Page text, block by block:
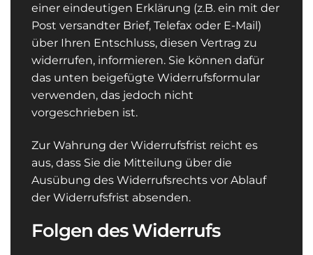
einer eindeutigen Erklärung (z.B. ein mit der
Post versandter Brief, Telefax oder E-Mail)
über Ihren Entschluss, diesen Vertrag zu
widerrufen, informieren. Sie können dafür
das unten beigefügte Widerrufsformular
verwenden, das jedoch nicht
vorgeschrieben ist.
Zur Wahrung der Widerrufsfrist reicht es
aus, dass Sie die Mitteilung über die
Ausübung des Widerrufsrechts vor Ablauf
der Widerrufsfrist absenden.
Folgen des Widerrufs